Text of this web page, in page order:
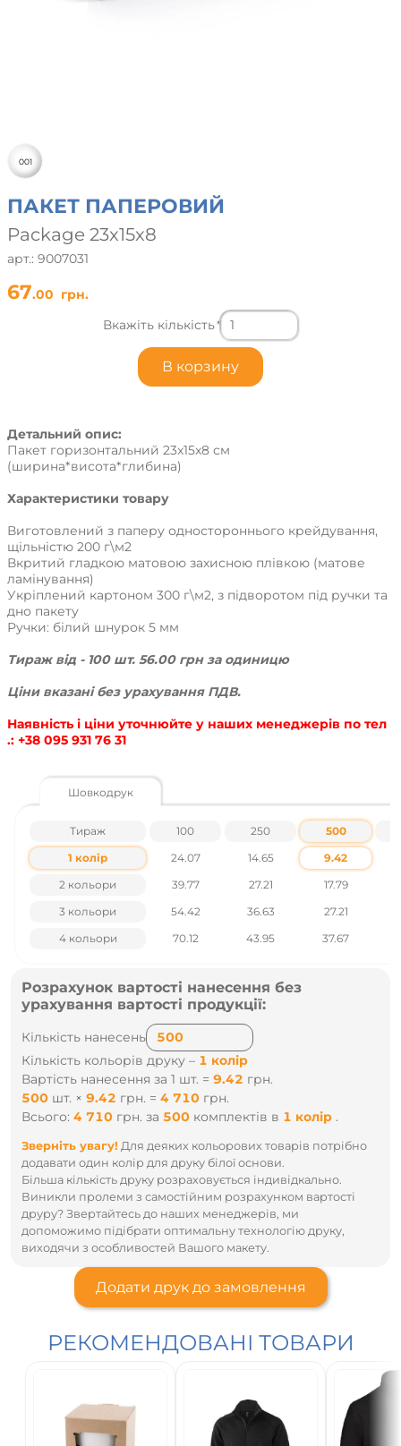
001
ПАКЕТ ПАПЕРОВИЙ
Package 23x15x8
арт.: 9007031
67.00 грн.
Вкажіть кількість*
Детальний опис:
Пакет горизонтальний 23x15x8 см
(ширина*висота*глибина)
Характеристики товару
Виготовлений з паперу одностороннього крейдування,
щільністю 200 г\м2
Вкритий гладкою матовою захисною плівкою (матове
ламінування)
Укріплений картоном 300 г\м2, з підворотом під ручки та
дно пакету
Ручки: білий шнурок 5 мм
Тираж від - 100 шт. 56.00 грн за одиницю
Ціни вказані без урахування ПДВ.
Наявність і ціни уточнюйте у наших менеджерів по тел
.: +38 095 931 76 31
В корзину
Шовкодрук
Тираж 100 250 500
1 колір
24.07 14.65 9.42
2 кольори
39.77 27.21 17.79
3 кольори
54.42 36.63 27.21
4 кольори
70.12 43.95 37.67
Розрахунок вартості нанесення без
урахування вартості продукції:
Кількість нанесень
Кількість кольорів друку – 1 колір
Вартість нанесення за 1 шт. = 9.42 грн.
500 шт. × 9.42 грн. = 4 710 грн.
Всього: 4 710 грн. за 500 комплектів в 1 колір .
Зверніть увагу! Для деяких кольорових товарів потрібно
додавати один колір для друку білої основи.
Більша кількість друку розраховується індивідкально.
Виникли пролеми з самостійним розрахунком вартості
друру? Звертайтесь до наших менеджерів, ми
допоможимо підібрати оптимальну технологію друку,
виходячи з особливостей Вашого макету.
Додати друк до замовлення
РЕКОМЕНДОВАНІ ТОВАРИ